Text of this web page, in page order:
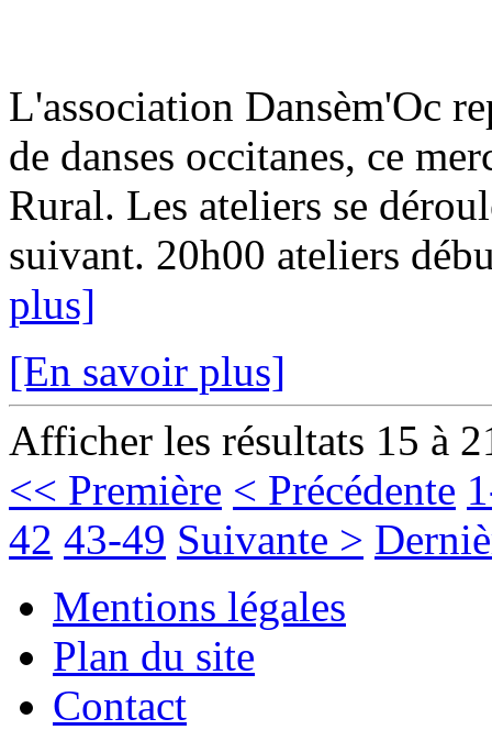
L'association Dansèm'Oc
de danses occitanes, ce
Rural. Les ateliers se
suivant. 20h00 ateliers
plus]
[En savoir plus]
Afficher les résultats 15 à
<< Première < Précédente
42 43-49 Suivante >
Mentions légales
Plan du site
Contact